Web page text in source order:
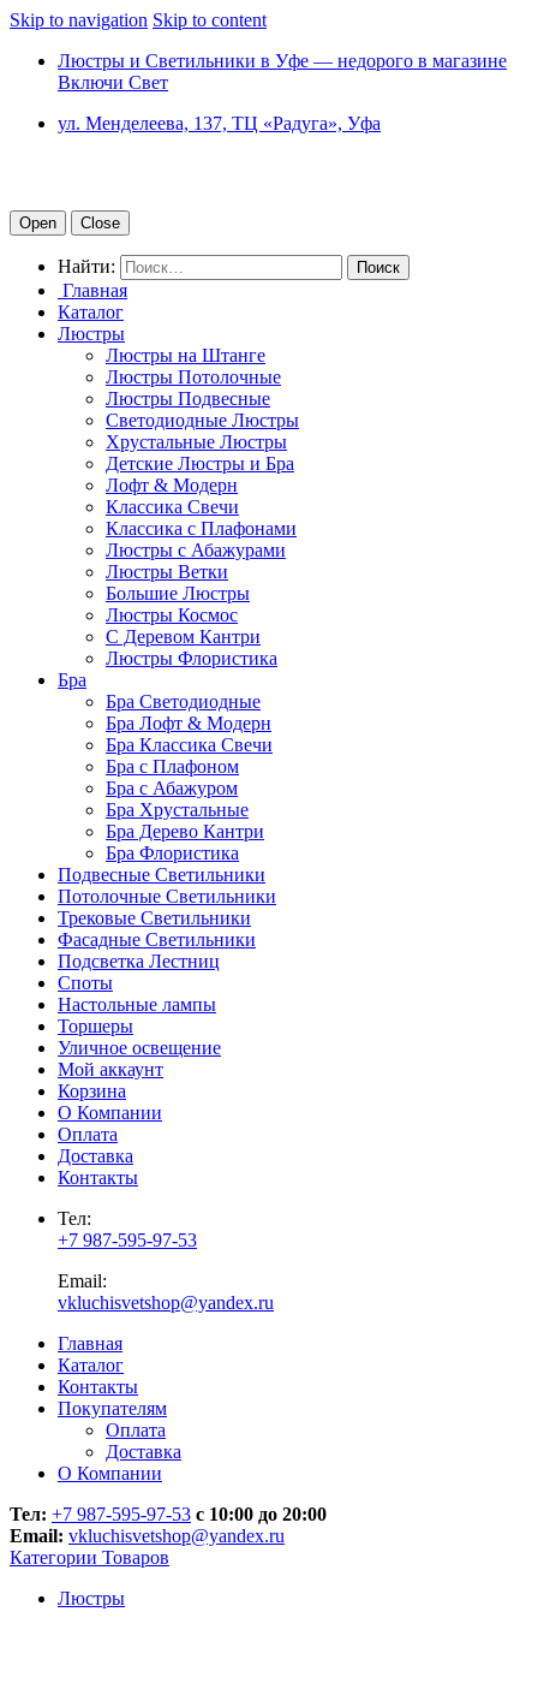
Skip to navigation Skip to content
Люстры и Светильники в Уфе — недорого в магазине
Включи Свет
ул. Менделеева, 137, ТЦ «Радуга», Уфа
Open Close
Найти:
Главная
Каталог
Люстры
Люстры на Штанге
Люстры Потолочные
Люстры Подвесные
Светодиодные Люстры
Хрустальные Люстры
Детские Люстры и Бра
Лофт & Модерн
Классика Свечи
Классика с Плафонами
Люстры с Абажурами
Люстры Ветки
Большие Люстры
Люстры Космос
С Деревом Кантри
Люстры Флористика
Бра
Бра Светодиодные
Бра Лофт & Модерн
Бра Классика Свечи
Бра с Плафоном
Бра с Абажуром
Бра Хрустальные
Бра Дерево Кантри
Бра Флористика
Подвесные Светильники
Потолочные Светильники
Трековые Светильники
Фасадные Светильники
Подсветка Лестниц
Споты
Настольные лампы
Торшеры
Уличное освещение
Мой аккаунт
Корзина
О Компании
Оплата
Доставка
Контакты
Тел:
+7 987-595-97-53
Email:
vkluchisvetshop@yandex.ru
Главная
Каталог
Контакты
Покупателям
Оплата
Доставка
О Компании
Тел: +7 987-595-97-53 с 10:00 до 20:00
Email: vkluchisvetshop@yandex.ru
Категории Товаров
Люстры